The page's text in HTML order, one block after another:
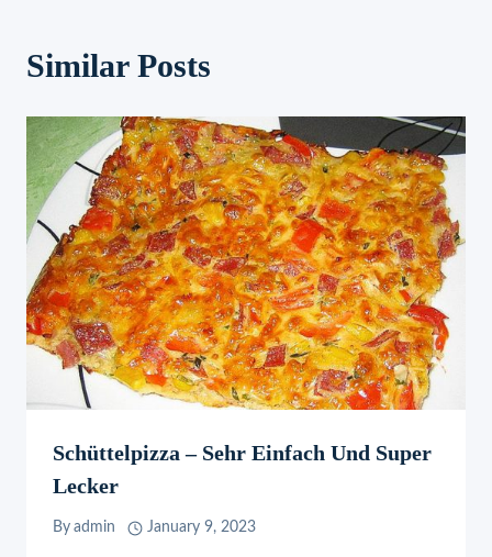
Similar Posts
Schüttelpizza – Sehr Einfach Und Super
Lecker
By admin January 9, 2023